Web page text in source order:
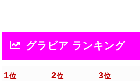
グラビア ランキング
1位 2位 3位